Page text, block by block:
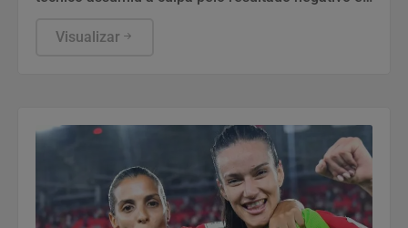
Americana.
Visualizar